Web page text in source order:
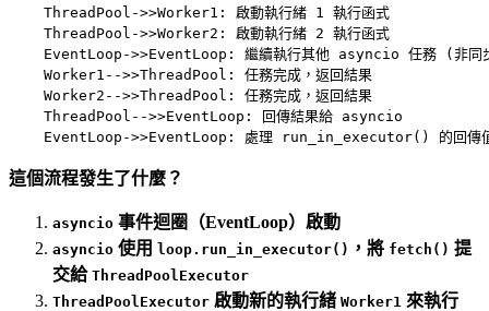
    ThreadPool->>Worker1: 啟動執行緒 1 執行函式
    ThreadPool->>Worker2: 啟動執行緒 2 執行函式
EventLoop->>EventLoop: 繼續執行其他 asyncio 任務 (非同
    Worker1-->>ThreadPool: 任務完成，返回結果
    Worker2-->>ThreadPool: 任務完成，返回結果
    ThreadPool-->>EventLoop: 回傳結果給 asyncio
這個流程發生了什麼？
asyncio 事件迴圈（EventLoop）啟動
asyncio 使用 loop.run_in_executor() ，將 fetch() 提
交給 ThreadPoolExecutor
ThreadPoolExecutor 啟動新的執行緒 Worker1 來執行